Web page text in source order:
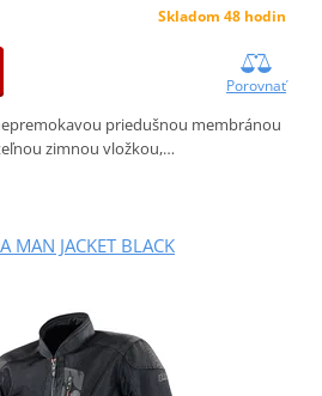
Skladom 48 hodin
Porovnať
priedušnou membránou
zimnou vložkou,…
MAN JACKET BLACK